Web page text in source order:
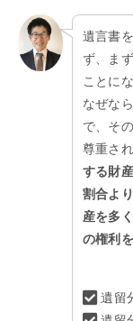
遺言書
ず、ま
ことに
なぜな
で、そ
尊重さ
する財
割合よ
産を多
の権利
遺留